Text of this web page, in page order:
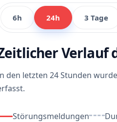
6h 24h 3 Tage
Verlauf
den letzten 24 Stunden
Störungsmeldungen